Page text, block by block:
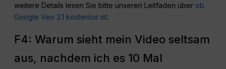
weitere Details lesen Sie bitte unseren Leitfaden über ob
Google Veo 3.1 kostenlos ist.
F4: Warum sieht mein Video seltsam
aus, nachdem ich es 10 Mal